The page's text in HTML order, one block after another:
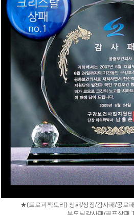
★(트로피팩토리) 상패/상장/감사패/공로
부모님감사패/골프상패